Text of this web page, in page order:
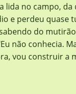
lida no campo,
e perdeu quase
do
não
vou construir